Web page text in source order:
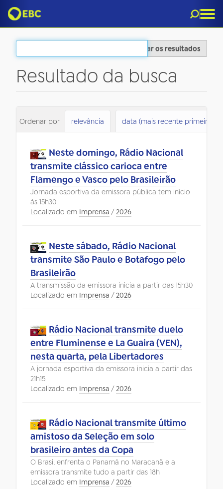
Filtrar os resultados
Resultado da busca
Ordenar por relevância data (mais recente primeiro)
Neste domingo, Rádio Nacional
transmite clássico carioca entre
Flamengo e Vasco pelo Brasileirão
Jornada esportiva da emissora pública tem início
às 15h30
Localizado em Imprensa /2026
Neste sábado, Rádio Nacional
transmite São Paulo e Botafogo pelo
Brasileirão
A transmissão da emissora inicia a partir das 15h30
Localizado em Imprensa /2026
Rádio Nacional transmite duelo
entre Fluminense e La Guaira (VEN),
nesta quarta, pela Libertadores
A jornada esportiva da emissora inicia a partir das
21h15
Localizado em Imprensa /2026
Rádio Nacional transmite último
amistoso da Seleção em solo
brasileiro antes da Copa
O Brasil enfrenta o Panamá no Maracanã e a
emissora transmite tudo a partir das 18h
Localizado em Imprensa /2026